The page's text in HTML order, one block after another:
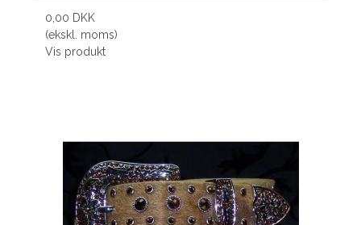
0,00 DKK
(ekskl. moms)
Vis produkt